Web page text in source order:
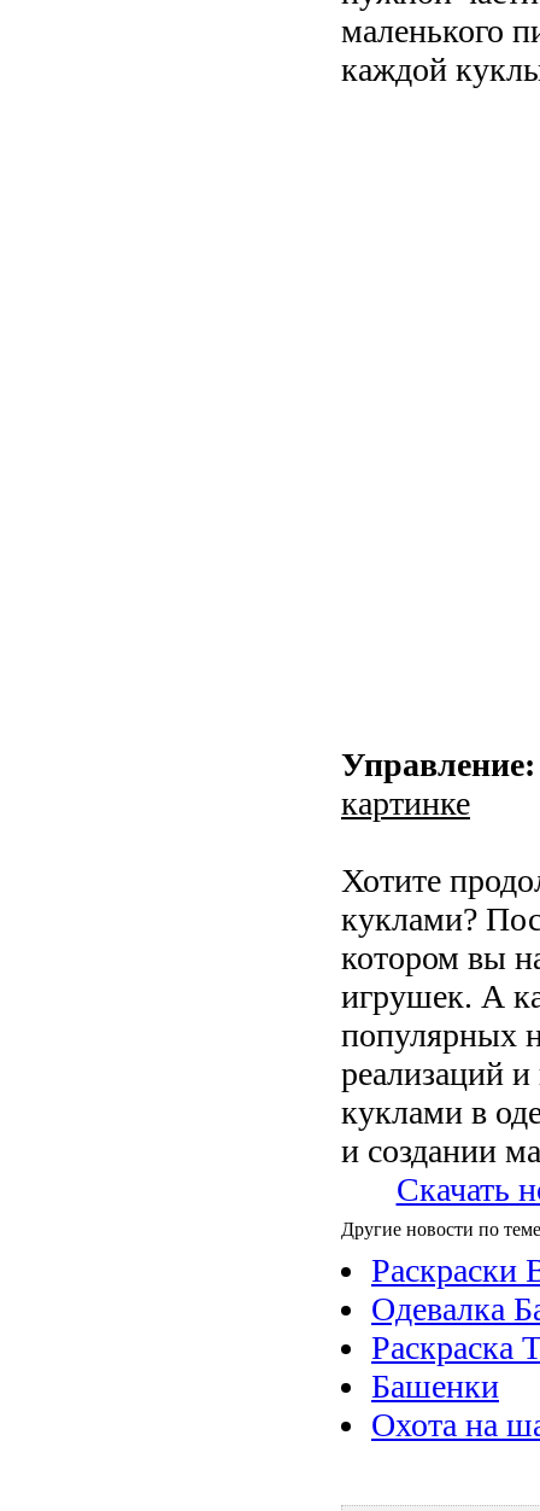
маленького
каждой
Управление:
картинке
Хотите
куклами?
котором вы
игрушек. А
популярных
реализаций
куклами в
и создании
Скачать
Другие новости по
Раскраски
Одевалка
Раскраска
Башенки
Охота на